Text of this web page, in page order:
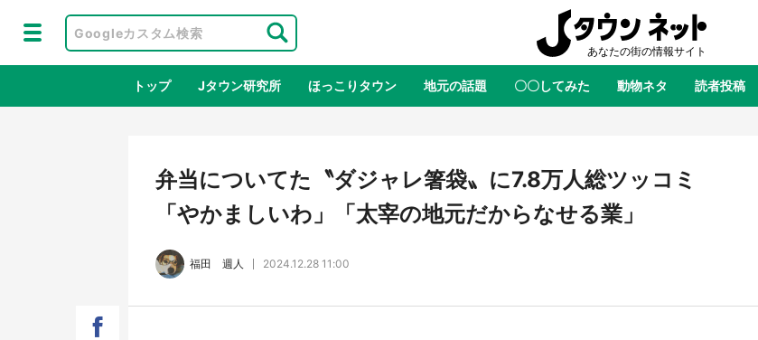
全国 全国
東北 青森 岩手
関東 茨城
トップ Jタウン研究所 ほっこりタウン 地元の話題 〇〇してみた 動物ネタ 読者投稿
地域×二次元 絶景 あの時はありがとう 物語がはじまる町へ
弁当についてた〝ダジャレ箸袋〟に7.8万人総ツッコミ
「やかましいわ」「太宰の地元だからなせる業」
福田 週人 2024.12.28 11:00